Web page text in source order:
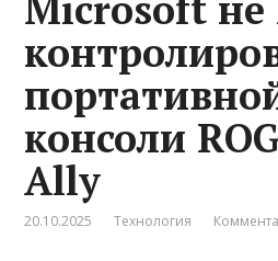
консоли
Ally
20.10.2025 Технология